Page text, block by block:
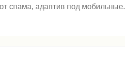
спама, адаптив под мобильные.